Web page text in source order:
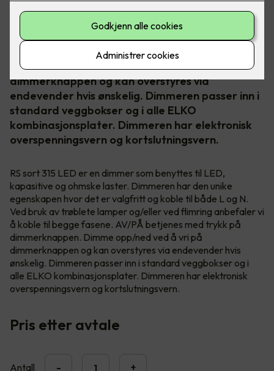
den unike egenskapen hvor det er valgfritt og
koble til både L og N. Ved bruk av trøblete
lamper og/eller ved flimring anbefaler vi å koble
til begge fasene. AV/PÅ betjenes med trykk på
dimmerknappen. Dimme opp/ned ved å vri på
dimmerknappen og kan overstyres via
endevender hvis ønskelig. Dimmeren passer inn i
standard veggbokser og i alle ELKO
kombinasjonsplater. Dimmeren har elektronisk
overspenningsvern og kortslutningsvern.
RS sort 315 LED er en dimmer som benyttes til LED,
kapasitive og ohmske laster. Dimmeren har den unike
egenskapen hvor det er valgfritt og koble til både L og N.
Ved bruk av trøblete lamper og/eller ved flimring anbefaler vi
å koble til begge fasene. AV/PÅ betjenes med trykk på
dimmerknappen. Dimme opp/ned ved å vri på
dimmerknappen og kan overstyres via endevender hvis
ønskelig. Dimmeren passer inn i standard veggbokser og i
alle ELKO kombinasjonsplater. Dimmeren har elektronisk
overspenningsvern og kortslutningsvern.
Pris etter avtale
Antall - +